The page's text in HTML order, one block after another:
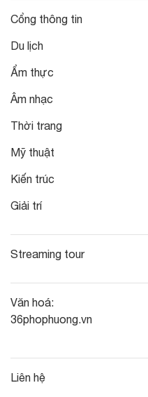
Cổng thông tin
Du lịch
Ẩm thực
Âm nhạc
Thời trang
Mỹ thuật
Kiến trúc
Giải trí
Streaming tour
Văn hoá:
36phophuong.vn
Liên hệ